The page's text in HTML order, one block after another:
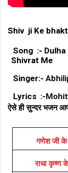
Shiv ji Ke
Song :- Dulha
Shivrat Me
Singer:-
Lyrics :-
ऐसे ही सुन्दर भजन
गणेश जी
राधा कृष्ण